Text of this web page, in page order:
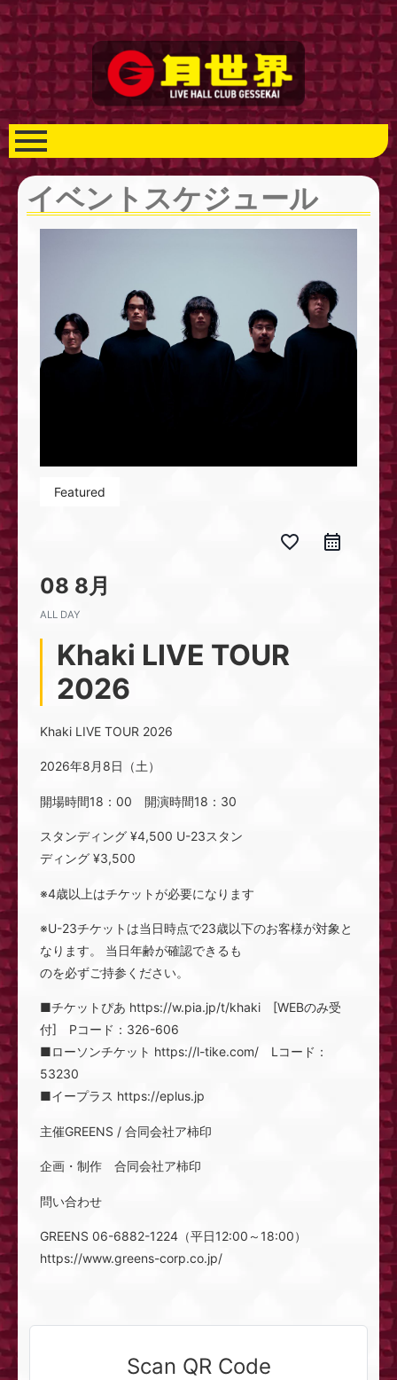
イベントスケジュール
Featured
favorite_border
08 8月
ALL DAY
Khaki LIVE TOUR
2026
Khaki LIVE TOUR 2026
2026年8月8日（土）
開場時間18：00 開演時間18：30
スタンディング ¥4,500 U-23スタン
ディング ¥3,500
※4歳以上はチケットが必要になります
※U-23チケットは当日時点で23歳以下のお客様が対象と
なります。 当日年齢が確認できるも
のを必ずご持参ください。
■チケットぴあ https://w.pia.jp/t/khaki [WEBのみ受
付] Pコード：326-606
■ローソンチケット https://l-tike.com/ Lコード：
53230
■イープラス https://eplus.jp
主催GREENS / 合同会社ア柿印
企画・制作 合同会社ア柿印
問い合わせ
GREENS 06-6882-1224（平日12:00～18:00）
https://www.greens-corp.co.jp/
Scan QR Code